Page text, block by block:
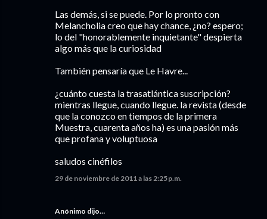
Las demás, si se puede. Por lo pronto con
Melancholia creo que hay chance, ¿no? espero;
lo del "honorablemente inquietante" despierta
algo más que la curiosidad
También pensaría que Le Havre...
¿cuánto cuesta la trasatlántica suscripción?
mientras llegue, cuando llegue. la revista (desde
que la conozco en tiempos de la primera
Muestra, cuarenta años ha) es una pasión más
que profana y voluptuosa
saludos cinéfilos
29 de noviembre de 2011 a las 2:25 p.m.
Anónimo dijo…